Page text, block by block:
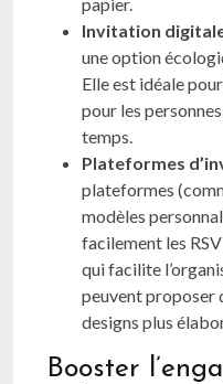
Invitation
une option
Elle est idéale
pour les
temps.
Plateformes
plateformes
modèles
facilement les
qui facilite
peuvent proposer
designs plus
Booster